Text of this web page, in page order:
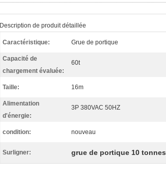
Description de produit détaillée
Caractéristique: Grue de portique
Capacité de
chargement évaluée:
60t
Taille: 16m
Alimentation
d'énergie:
3P 380VAC 50HZ
condition: nouveau
Surligner: grue de portique 10 tonnes